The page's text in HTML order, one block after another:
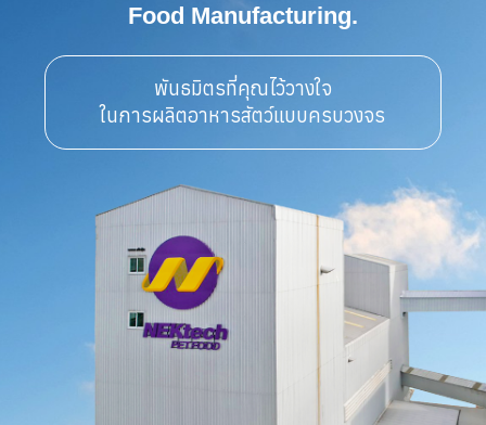
Food Manufacturing.
พันธมิตรที่คุณไว้วางใจ
ในการผลิตอาหารสัตว์แบบครบวงจร